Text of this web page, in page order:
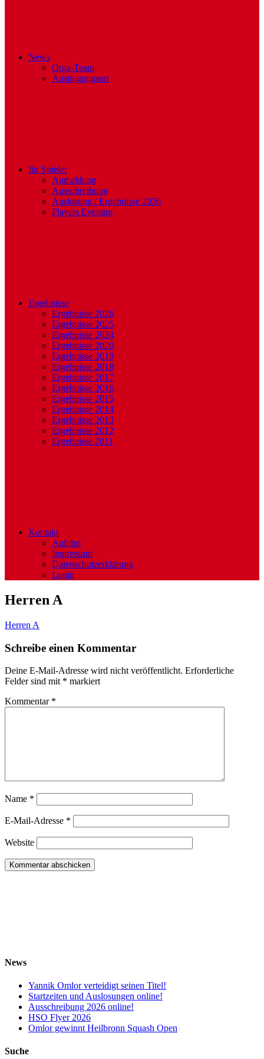
News
Orga-Team
Austragungsort
für Spieler
Anmeldung
Ausschreibung
Auslosung / Ergebnisse 2026
Players Evening
Ergebnisse
Ergebnisse 2026
Ergebnisse 2025
Ergebnisse 2024
Ergebnisse 2020
Ergebnisse 2019
Ergebnisse 2018
Ergebnisse 2017
Ergebnisse 2016
Ergebnisse 2015
Ergebnisse 2014
Ergebnisse 2013
Ergebnisse 2012
Ergebnisse 2011
Kontakt
Anfahrt
Impressum
Datenschutzerklärung
Login
Herren A
Herren A
Schreibe einen Kommentar
Deine E-Mail-Adresse wird nicht veröffentlicht. Erforderliche
Felder sind mit * markiert
Kommentar *
Name *
E-Mail-Adresse *
Website
News
Yannik Omlor verteidigt seinen Titel!
Startzeiten und Auslosungen online!
Ausschreibung 2026 online!
HSO Flyer 2026
Omlor gewinnt Heilbronn Squash Open
Suche